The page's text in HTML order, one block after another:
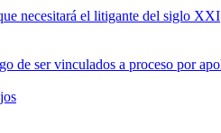
necesitará el litigante del siglo XXI